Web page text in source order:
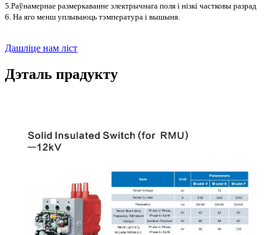
5.Раўнамернае размеркаванне электрычнага поля і нізкі частковы разрад
6. На яго менш уплываюць тэмпература і вышыня.
Дашліце нам ліст
Дэталь прадукту